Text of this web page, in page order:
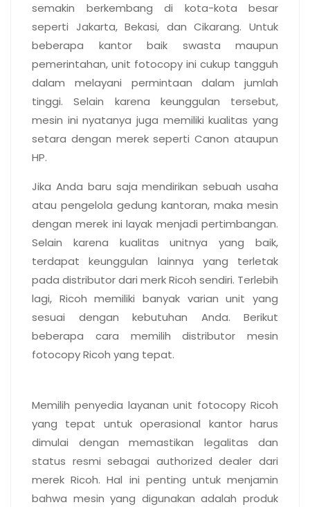
semakin berkembang di kota-kota besar
seperti Jakarta, Bekasi, dan Cikarang. Untuk
beberapa kantor baik swasta maupun
pemerintahan, unit fotocopy ini cukup tangguh
dalam melayani permintaan dalam jumlah
tinggi. Selain karena keunggulan tersebut,
mesin ini nyatanya juga memiliki kualitas yang
setara dengan merek seperti Canon ataupun
HP.
Jika Anda baru saja mendirikan sebuah usaha
atau pengelola gedung kantoran, maka mesin
dengan merek ini layak menjadi pertimbangan.
Selain karena kualitas unitnya yang baik,
terdapat keunggulan lainnya yang terletak
pada distributor dari merk Ricoh sendiri. Terlebih
lagi, Ricoh memiliki banyak varian unit yang
sesuai dengan kebutuhan Anda. Berikut
beberapa cara memilih distributor mesin
fotocopy Ricoh yang tepat.
Memilih penyedia layanan unit fotocopy Ricoh
yang tepat untuk operasional kantor harus
dimulai dengan memastikan legalitas dan
status resmi sebagai authorized dealer dari
merek Ricoh. Hal ini penting untuk menjamin
bahwa mesin yang digunakan adalah produk